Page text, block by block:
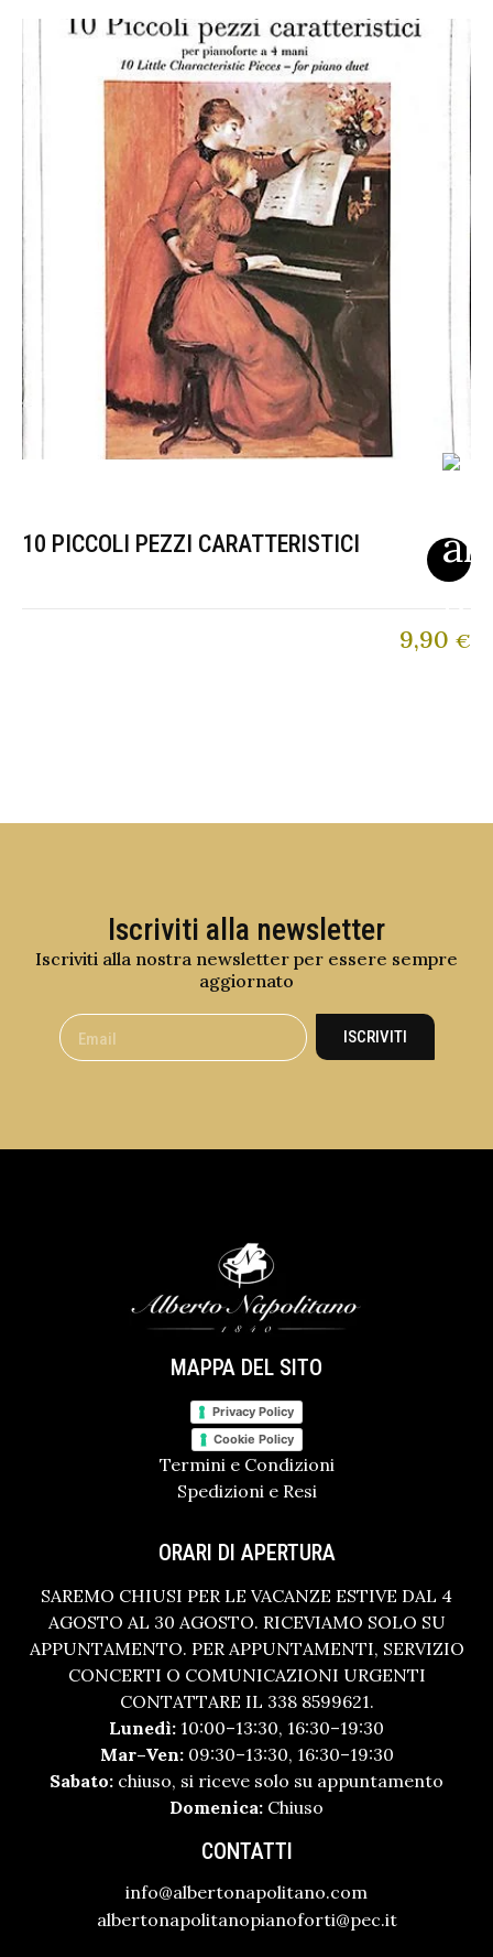
10 PICCOLI PEZZI CARATTERISTICI
9,90 €
Iscriviti alla newsletter
Iscriviti alla nostra newsletter per essere sempre
aggiornato
ISCRIVITI
MAPPA DEL SITO
Privacy Policy
Cookie Policy
Termini e Condizioni
Spedizioni e Resi
ORARI DI APERTURA
SAREMO CHIUSI PER LE VACANZE ESTIVE DAL 4
AGOSTO AL 30 AGOSTO. RICEVIAMO SOLO SU
APPUNTAMENTO. PER APPUNTAMENTI, SERVIZIO
CONCERTI O COMUNICAZIONI URGENTI
CONTATTARE IL 338 8599621.
Lunedì: 10:00–13:30, 16:30–19:30
Mar–Ven:09:30–13:30, 16:30–19:30
Sabato: chiuso, si riceve solo su appuntamento
Domenica: Chiuso
CONTATTI
info@albertonapolitano.com
albertonapolitanopianoforti@pec.it